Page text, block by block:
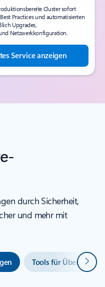
Cluster sofort
Practices und automatisierten
Upgrades,
Netzwerkkonfiguration.
Service anzeigen
durch Sicherheit,
und mehr mit
Tools für Weiter